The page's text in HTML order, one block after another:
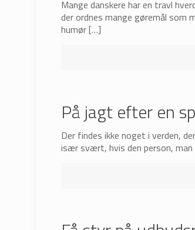
Mange danskere har en travl
der ordnes mange gøremål som
humør[…]
På jagt efter en
Der findes ikke noget i verden,
især svært, hvis den person, man